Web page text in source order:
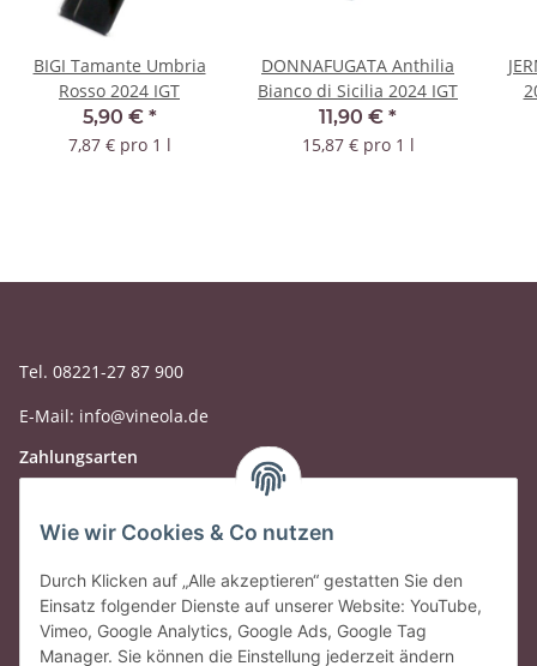
BIGI Tamante Umbria
Rosso 2024 IGT
5,90 € *
7,87 € pro 1 l
DONNAFUGATA Anthilia
Bianco di Sicilia 2024 IGT
11,90 € *
15,87 € pro 1 l
Tel. 08221-27 87 900
E-Mail: info@vineola.de
Zahlungsarten
Wie wir Cookies & Co nutzen
Durch Klicken auf „Alle akzeptieren“ gestatten Sie den
Einsatz folgender Dienste auf unserer Website: YouTube,
Vimeo, Google Analytics, Google Ads, Google Tag
Manager. Sie können die Einstellung jederzeit ändern